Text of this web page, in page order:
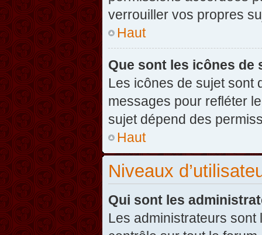
verrouiller vos propres
Haut
Que sont les icônes de
Les icônes de sujet sont
messages pour refléter
sujet dépend des
Haut
Niveaux
Qui sont les
Les administrateurs